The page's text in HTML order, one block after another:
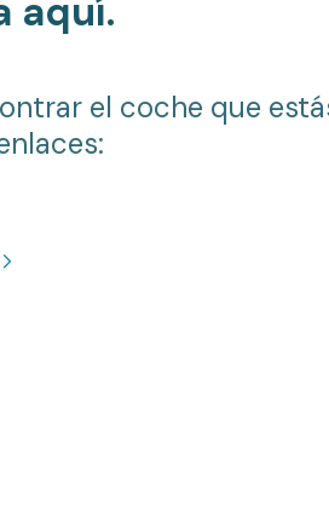
aquí.
el coche que